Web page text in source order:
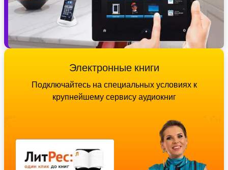
Электронные книги
Подключайтесь на специальных условиях к
крупнейшему сервису аудиокниг